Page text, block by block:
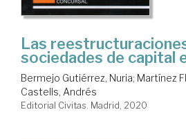
Las
sociedades de capital
Bermejo Gutiérrez, Nuria; Martínez
Castells, Andrés
Editorial Civitas. Madrid, 2020